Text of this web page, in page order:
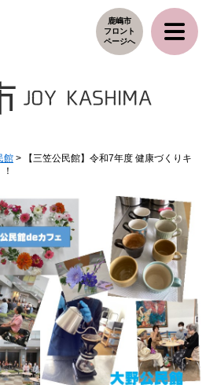
鹿嶋市
フロント
ページへ
館 >
【三笠公民館】令和7年度 健康づくりキ